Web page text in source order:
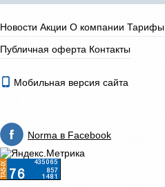
Новости Акции О компании Тарифы
Публичная оферта Контакты
Мобильная версия сайта
Norma в Facebook